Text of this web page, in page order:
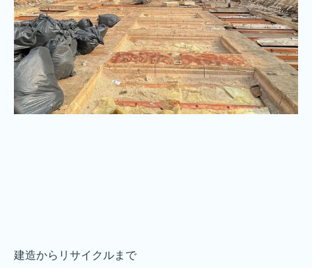
建造からリサイクルまで